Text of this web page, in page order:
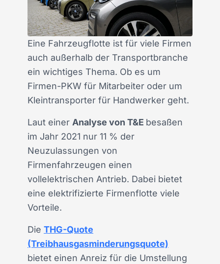
Eine Fahrzeugflotte ist für viele Firmen
auch außerhalb der Transportbranche
ein wichtiges Thema. Ob es um
Firmen-PKW für Mitarbeiter oder um
Kleintransporter für Handwerker geht.
Laut einer Analyse von T&E besaßen
im Jahr 2021 nur 11 % der
Neuzulassungen von
Firmenfahrzeugen einen
vollelektrischen Antrieb. Dabei bietet
eine elektrifizierte Firmenflotte viele
Vorteile.
Die THG-Quote
(Treibhausgasminderungsquote)
bietet einen Anreiz für die Umstellung